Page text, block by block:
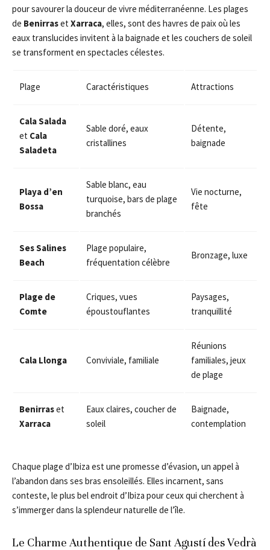
pour savourer la douceur de vivre méditerranéenne. Les plages
de Benirraset Xarraca, elles, sont des havres de paix où les
eaux translucides invitent à la baignade et les couchers de soleil
se transforment en spectacles célestes.
Plage Caractéristiques Attractions
Cala Salada
et Cala
Saladeta
Sable doré, eaux
cristallines
Détente,
baignade
Playa d’en
Bossa
Sable blanc, eau
turquoise, bars de plage
branchés
Vie nocturne,
fête
Ses Salines
Beach
Plage populaire,
fréquentation célèbre
Bronzage, luxe
Plage de
Comte
Criques, vues
époustouflantes
Paysages,
tranquillité
Cala Llonga Conviviale, familiale
Réunions
familiales, jeux
de plage
Benirraset
Xarraca
Eaux claires, coucher de
soleil
Baignade,
contemplation
Chaque plage d’Ibiza est une promesse d’évasion, un appel à
l’abandon dans ses bras ensoleillés. Elles incarnent, sans
conteste, le plus bel endroit d’Ibiza pour ceux qui cherchent à
s’immerger dans la splendeur naturelle de l’île.
Le Charme Authentique de Sant Agustí des Vedrà